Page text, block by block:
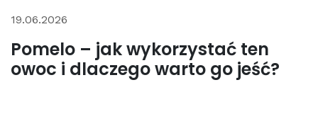
Pomelo – jak wykorzystać ten
owoc i dlaczego warto go jeść?
19.06.2026